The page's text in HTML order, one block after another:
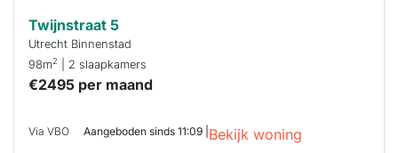
Twijnstraat 5
Utrecht Binnenstad
98m2 | 2 slaapkamers
€2495 per maand
Via VBO Aangeboden sinds 11:09 | Bekijk woning